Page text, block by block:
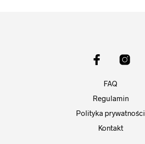
FAQ
Regulamin
Polityka prywatności
Kontakt